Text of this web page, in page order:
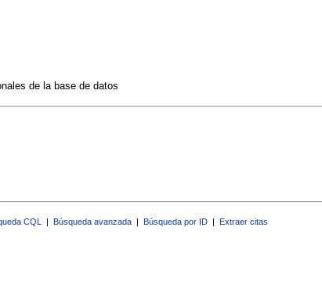
de la base de datos
CQL | Búsqueda avanzada | Búsqueda por ID | Extraer citas